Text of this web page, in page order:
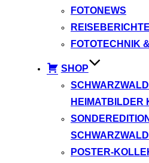
FOTONEWS
REISEBERICHTE
FOTOTECHNIK
SHOP
HEIMATBILDER
SCHWARZWALD
POSTER-